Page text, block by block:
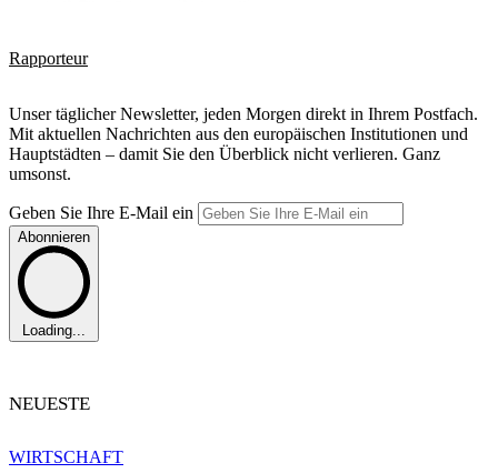
Rapporteur
Unser täglicher Newsletter, jeden Morgen direkt in Ihrem Postfach.
Mit aktuellen Nachrichten aus den europäischen Institutionen und
Hauptstädten – damit Sie den Überblick nicht verlieren. Ganz
umsonst.
Geben Sie Ihre E-Mail ein
Abonnieren
Loading...
NEUESTE
WIRTSCHAFT